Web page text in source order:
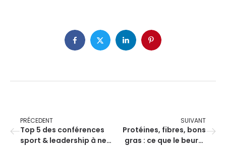
PRÉCEDENT
Top 5 des conférences
sport & leadership à ne
SUIVANT
Protéines, fibres, bons
gras : ce que le beurre